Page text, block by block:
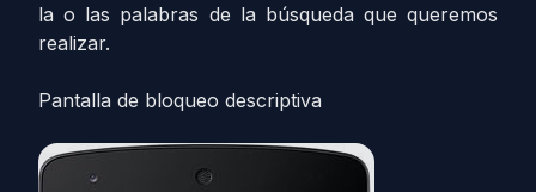
la o las palabras de la búsqueda que queremos
realizar.
Pantalla de bloqueo descriptiva